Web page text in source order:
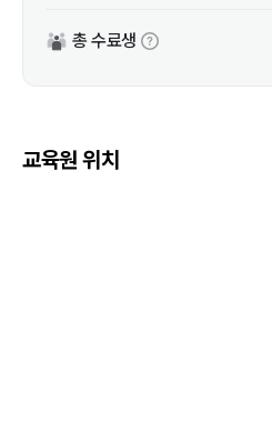
총 수료생
교육원 위치